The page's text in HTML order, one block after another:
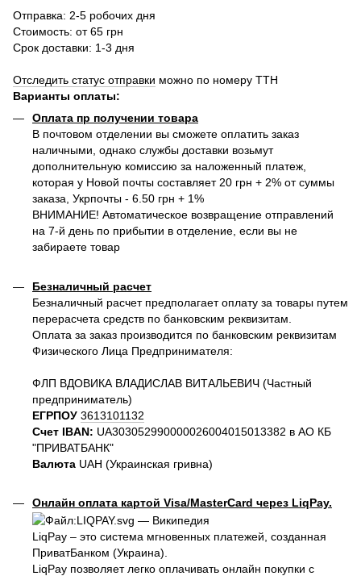
Отправка: 2-5 робочих дня
Стоимость: от 65 грн
Срок доставки: 1-3 дня
Отследить статус отправки можно по номеру ТТН
Варианты оплаты:
Оплата пр получении товара
В почтовом отделении вы сможете оплатить заказ
наличными, однако службы доставки возьмут
дополнительную комиссию за наложенный платеж,
которая у Новой почты составляет 20 грн + 2% от суммы
заказа, Укрпочты - 6.50 грн + 1%
ВНИМАНИЕ! Автоматическое возвращение отправлений
на 7-й день по прибытии в отделение, если вы не
забираете товар
Безналичный расчет
Безналичный расчет предполагает оплату за товары путем
перерасчета средств по банковским реквизитам.
Оплата за заказ производится по банковским реквизитам
Физического Лица Предпринимателя:
ФЛП ВДОВИКА ВЛАДИСЛАВ ВИТАЛЬЕВИЧ (Частный
предприниматель)
ЕГРПОУ 3613101132
Счет IBAN: UA303052990000026004015013382 в АО КБ
"ПРИВАТБАНК"
Валюта UAH (Украинская гривна)
Онлайн оплата картой Visa/MasterCard через LiqPay.
LiqPay – это система мгновенных платежей, созданная
ПриватБанком (Украина).
LiqPay позволяет легко оплачивать онлайн покупки с